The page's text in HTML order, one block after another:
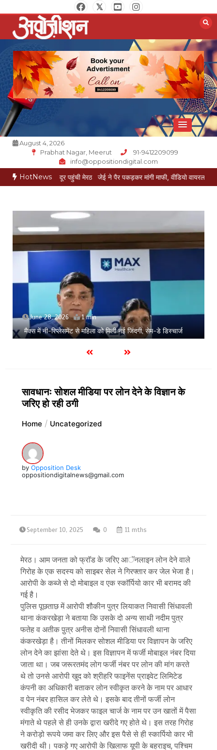
to
content
Opposition Digital
August 4, 2026
Prabhat Nagar, Meerut
91-9412209099
info@oppositiondigital.com
HotNews
दूर पहुंची मेरठ जेई ने पैर पकड़कर मांगी माफी, वीडियो वायरल सिसकती लाशेंः
June 28, 2026 1 min
मैक्स में नी-रिप्लेसमेंट से महिला को मिली नई जिंदगी, सेम-डे डिस्चार्ज
सावधानः सोशल मीडिया पर लोन देने के विज्ञान के
जरिए हो रही ठगी
Home Uncategorized
by Opposition Desk
oppositiondigitalnews@gmail.com
September 10, 2025 0 11 mths
मेरठ। आम जनता को फ्राॅड के जरिए आॅनलाइन लोन देने वाले
गिरोह के एक सदस्य को साइबर सेल ने गिरफ्तार कर जेल भेजा है।
आरोपी के कब्जे से दो मोबाइल व एक स्काॅर्पियो कार भी बरामद की
गई है।
पुलिस पूछताछ में आरोपी शौकीन पुत्र लियाकत निवासी सिंधावली
थाना कंकरखेड़ा ने बताया कि उसके दो अन्य साथी नदीम पुत्र
फतेह व अतीक पु़त्र अनीस दोनों निवासी सिंधावली थाना
कंकरखेड़ा है। तीनों मिलकर सोशल मीडिया पर विज्ञापन के जरिए
लोन देने का झांसा देते थे। इस विज्ञापन में फर्जी मोबाइल नंबर दिया
जाता था। जब जरूरतमंद लोग फर्जी नंबर पर लोन की मांग करते
थे तो उनसे आरोपी खुद को श्रीहरि फाइनेंस प्राइवेट लिमिटेड
कंपनी का अधिकारी बताकर लोन स्वीकृत करने के नाम पर आधार
व पेन नंबर हासिल कर लेते थे। इसके बाद तीनों फर्जी लोन
स्वीकृति की रसीद भेजकर फाइल चार्ज के नाम पर उन खातों में पैसा
मंगाते थे पहले से ही उनके द्वारा खरीदे गए होते थे। इस तरह गिरोह
ने करोड़ो रूपये जमा कर लिए और इस पैसे से ही स्कार्पियो कार भी
खरीदी थी। पकड़े गए आरोपी के खिलाफ यूपी के बहराइच, पश्चिम